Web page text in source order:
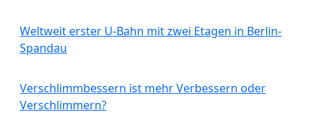
Weltweit erster U-Bahn mit zwei Etagen in Berlin-
Spandau
Verschlimmbessern ist mehr Verbessern oder
Verschlimmern?